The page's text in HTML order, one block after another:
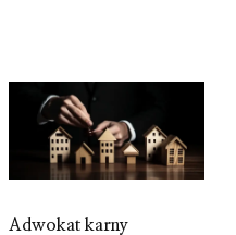
Adwokat karny